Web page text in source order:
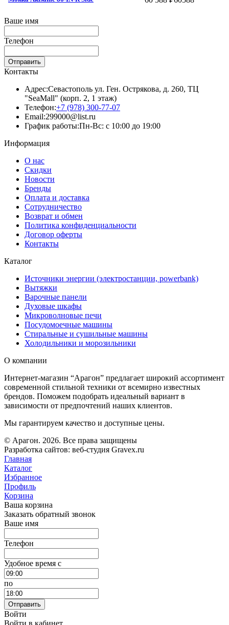
Ваше имя
Телефон
Отправить
Контакты
Адрес:Севастополь ул. Ген. Острякова, д. 260, ТЦ
"SeaMall" (корп. 2, 1 этаж)
Телефон:+7 (978) 300-77-07
Email:299000@list.ru
График работы:Пн-Вс: с 10:00 до 19:00
Информация
О нас
Скидки
Новости
Бренды
Оплата и доставка
Сотрудничество
Возврат и обмен
Политика конфиденциальности
Договор оферты
Контакты
Каталог
Источники энергии (электростанции, powerbank)
Вытяжки
Варочные панели
Духовые шкафы
Микроволновые печи
Посудомоечные машины
Стиральные и сушильные машины
Холодильники и морозильники
О компании
Интернет-магазин “Арагон” предлагает широкий ассортимент
современной стильной техники от всемирно известных
брендов. Поможем подобрать идеальный вариант в
зависимости от предпочтений наших клиентов.
Мы гарантируем качество и доступные цены.
© Арагон. 2026. Все права защищены
Разработка сайтов: веб-студия Gravex.ru
Главная
Каталог
Избранное
Профиль
Корзина
Ваша корзина
Заказать обратный звонок
Ваше имя
Телефон
Удобное время c
по
Отправить
Войти